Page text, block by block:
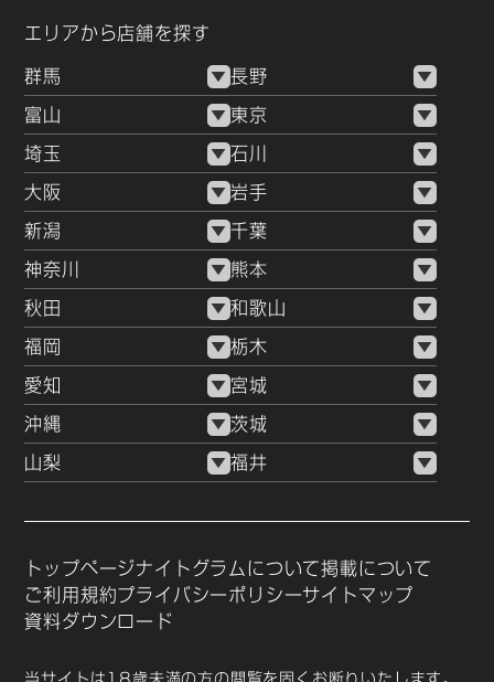
エリアから店舗を探す
群馬 長野
富山 東京
埼玉 石川
大阪 岩手
新潟 千葉
神奈川 熊本
秋田 和歌山
福岡 栃木
愛知 宮城
沖縄 茨城
山梨 福井
トップページナイトグラムについて掲載について
ご利用規約プライバシーポリシーサイトマップ
資料ダウンロード
当サイトは18歳未満の方の閲覧を固くお断りいたします。